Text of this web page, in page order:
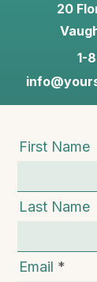
20
1-
First Name
Last Name
Email